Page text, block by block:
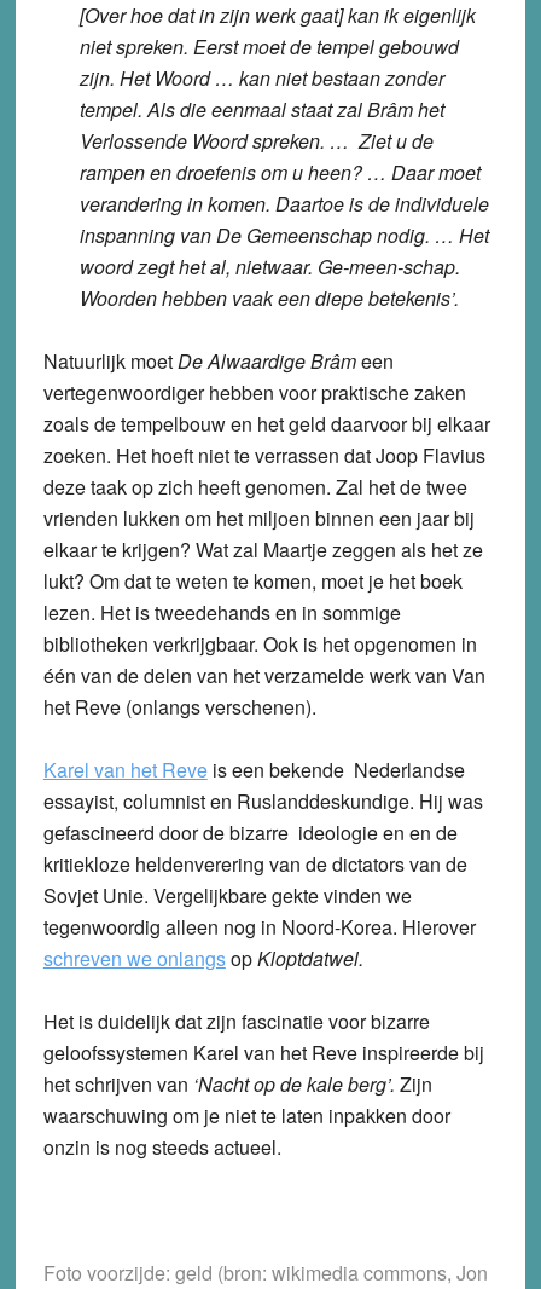
[Over hoe dat in zijn werk gaat] kan ik eigenlijk
niet spreken. Eerst moet de tempel gebouwd
zijn. Het Woord … kan niet bestaan zonder
tempel. Als die eenmaal staat zal Brâm het
Verlossende Woord spreken. … Ziet u de
rampen en droefenis om u heen? … Daar moet
verandering in komen. Daartoe is de individuele
inspanning van De Gemeenschap nodig. … Het
woord zegt het al, nietwaar. Ge-meen-schap.
Woorden hebben vaak een diepe betekenis’.
Natuurlijk moetDe Alwaardige Brâmeen
vertegenwoordiger hebben voor praktische zaken
zoals de tempelbouw en het geld daarvoor bij elkaar
zoeken. Het hoeft niet te verrassen dat Joop Flavius
deze taak op zich heeft genomen. Zal het de twee
vrienden lukken om het miljoen binnen een jaar bij
elkaar te krijgen? Wat zal Maartje zeggen als het ze
lukt? Om dat te weten te komen, moet je het boek
lezen. Het is tweedehands en in sommige
bibliotheken verkrijgbaar. Ook is het opgenomen in
één van de delen van het verzamelde werk van Van
het Reve (onlangs verschenen).
Karel van het Reveis een bekende Nederlandse
essayist, columnist en Ruslanddeskundige. Hij was
gefascineerd door de bizarre ideologie en en de
kritiekloze heldenverering van de dictators van de
Sovjet Unie. Vergelijkbare gekte vinden we
tegenwoordig alleen nog in Noord-Korea. Hierover
schreven we onlangsopKloptdatwel.
Het is duidelijk dat zijn fascinatie voor bizarre
geloofssystemen Karel van het Reve inspireerde bij
het schrijven van ‘Nacht op de kale berg’. Zijn
waarschuwing om je niet te laten inpakken door
onzin is nog steeds actueel.
Foto voorzijde: geld (bron: wikimedia commons, Jon